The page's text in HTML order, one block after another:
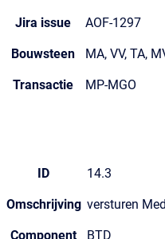
Jira issue AOF-1297
Bouwsteen MA, VV, TA,
Transactie MP-MGO
ID 14.3
Omschrijving versturen
Component BTD